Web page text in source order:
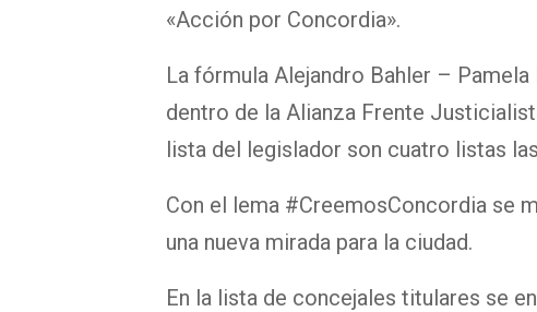
«Acción por Concordia».
La fórmula Alejandro Bahler –
dentro de la Alianza Frente
lista del legislador son cuatro listas
Con el lema #CreemosConcordia se
una nueva mirada para la ciudad.
En la lista de concejales titulares se